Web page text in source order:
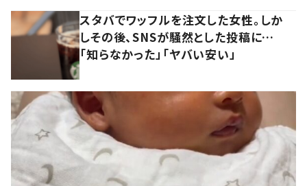
スタバでワッフルを注文した女性。しか
しその後、SNSが騒然とした投稿に…
「知らなかった」「ヤバい安い」